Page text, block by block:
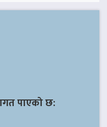
पाएको छ: